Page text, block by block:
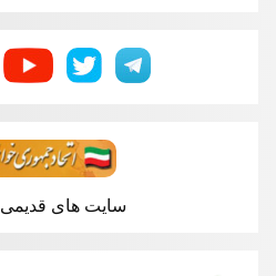
سایت های قدیمی